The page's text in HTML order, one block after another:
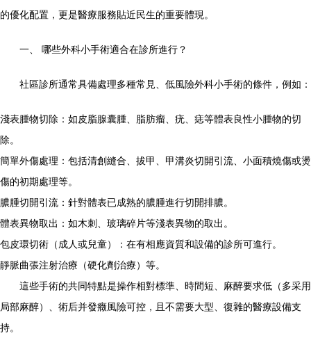
的優化配置，更是醫療服務貼近民生的重要體現。
一、 哪些外科小手術適合在診所進行？
社區診所通常具備處理多種常見、低風險外科小手術的條件，例如：
淺表腫物切除：如皮脂腺囊腫、脂肪瘤、疣、痣等體表良性小腫物的切
除。
簡單外傷處理：包括清創縫合、拔甲、甲溝炎切開引流、小面積燒傷或燙
傷的初期處理等。
膿腫切開引流：針對體表已成熟的膿腫進行切開排膿。
體表異物取出：如木刺、玻璃碎片等淺表異物的取出。
包皮環切術（成人或兒童）：在有相應資質和設備的診所可進行。
靜脈曲張注射治療（硬化劑治療）等。
這些手術的共同特點是操作相對標準、時間短、麻醉要求低（多采用
局部麻醉）、術后并發癥風險可控，且不需要大型、復雜的醫療設備支
持。